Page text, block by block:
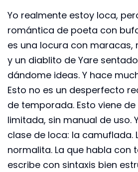
Yo realmente estoy loca,
romántica de poeta con
es una locura con maracas,
y un diablito de Yare
dándome ideas. Y hace
Esto no es un desperfecto
de temporada. Esto viene
limitada, sin manual de uso.
clase de loca: la camuflada.
normalita. La que habla con
escribe con sintaxis bien